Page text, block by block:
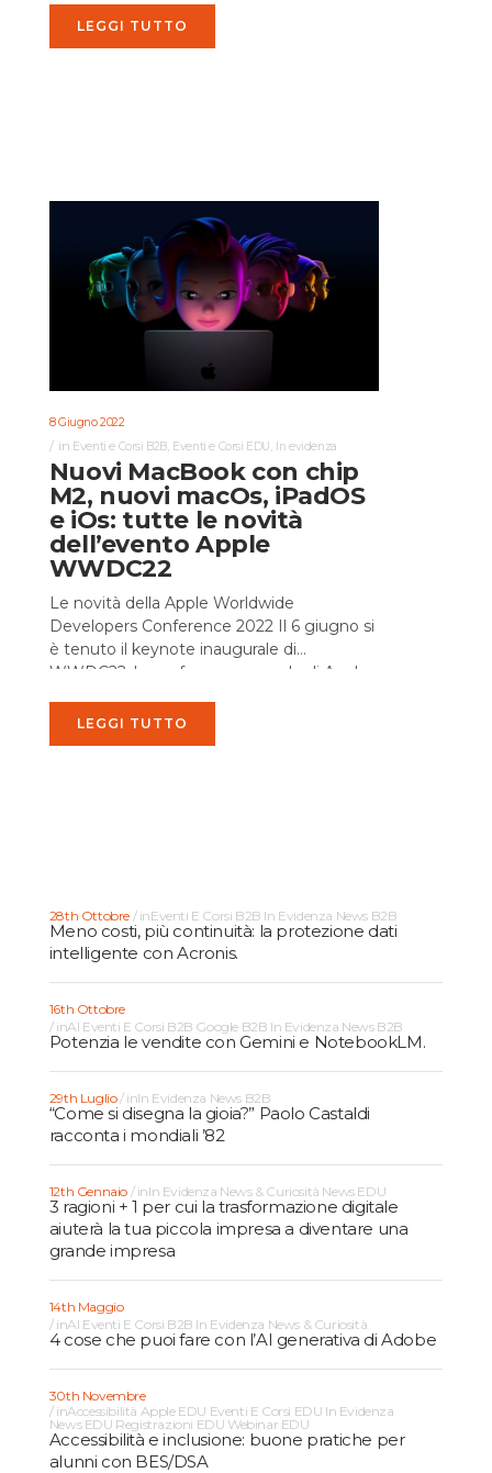
LEGGI TUTTO
8 Giugno 2022
in Eventi e Corsi B2B Eventi e Corsi EDU In evidenza
Nuovi MacBook con chip
M2, nuovi macOs, iPadOS
e iOs: tutte le novità
dell’evento Apple
WWDC22
Le novità della Apple Worldwide
Developers Conference 2022 Il 6 giugno si
è tenuto il keynote inaugurale di
WWDC22, la conferenza annuale di Apple.
LEGGI TUTTO
28th Ottobre inEventi E Corsi B2B In Evidenza News B2B
Meno costi, più continuità: la protezione dati
intelligente con Acronis.
16th Ottobre
inAI Eventi E Corsi B2B Google B2B In Evidenza News B2B
Potenzia le vendite con Gemini e NotebookLM.
29th Luglio inIn Evidenza News B2B
“Come si disegna la gioia?” Paolo Castaldi
racconta i mondiali ’82
12th Gennaio inIn Evidenza News & Curiosità News EDU
3 ragioni + 1 per cui la trasformazione digitale
aiuterà la tua piccola impresa a diventare una
grande impresa
14th Maggio
inAI Eventi E Corsi B2B In Evidenza News & Curiosità
4 cose che puoi fare con l’AI generativa di Adobe
30th Novembre
inAccessibilità Apple EDU Eventi E Corsi EDU In Evidenza
News EDU Registrazioni EDU Webinar EDU
Accessibilità e inclusione: buone pratiche per
alunni con BES/DSA